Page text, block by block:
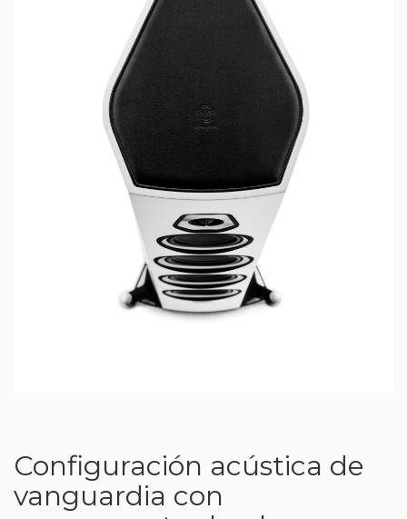
Configuración acústica de
vanguardia con